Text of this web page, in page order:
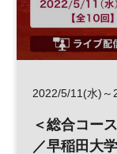
2022/5/11(水)～
＜総合コー
／早稲田大